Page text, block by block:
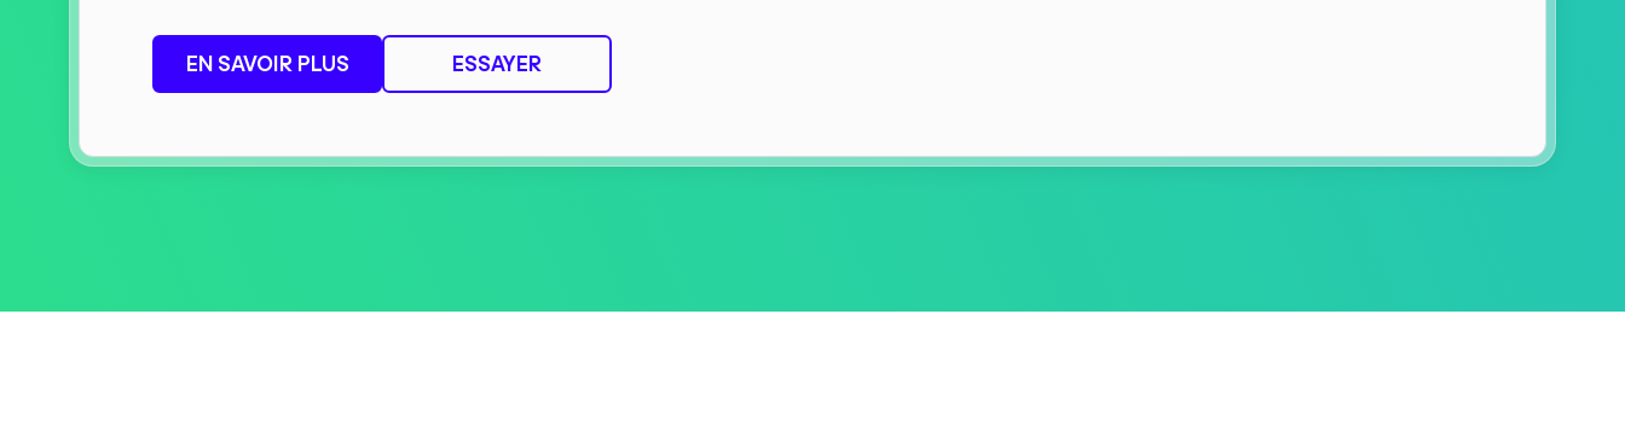
EN SAVOIR PLUS ESSAYER